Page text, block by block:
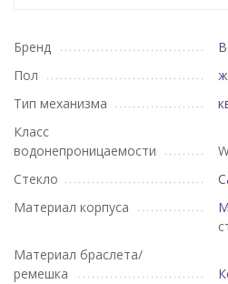
Бренд
Пол
Тип механизма
Класс
водонепроницаемости
Стекло
Материал корпуса
Материал браслета/
ремешка